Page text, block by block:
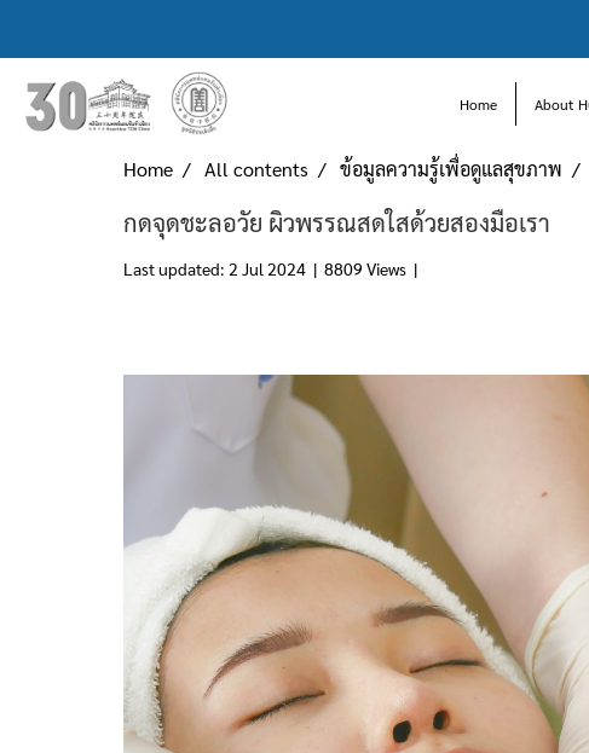
Home About
Home All contents ข้อมูลความรู้เพื่อดูแลสุขภาพ
กดจุดชะลอวัย ผิวพรรณสดใสด้วยสองมือเรา
Last updated: 2 Jul 2024 | 8809 Views |